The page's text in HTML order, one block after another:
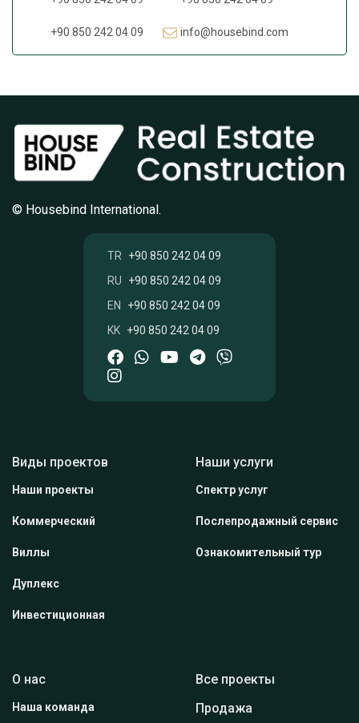
+90 850 242 04 09 info@housebind.com
© Housebind International.
Виды проектов
Наши проекты
Коммерческий
Виллы
Дуплекс
Инвестиционная
Наши услуги
Спектр услуг
Послепродажный сервис
Ознакомительный тур
О нас
Наша команда
Все проекты
Продажа
TR +90 850 242 04 09
RU
+90 850 242 04 09
EN
+90 850 242 04 09
KK +90 850 242 04 09